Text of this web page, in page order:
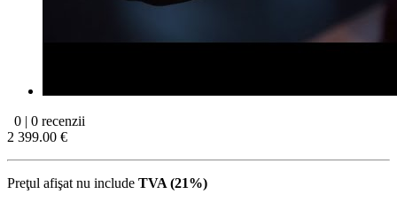
0 | 0 recenzii
2 399.00 €
Preţul afişat nu include TVA (21%)